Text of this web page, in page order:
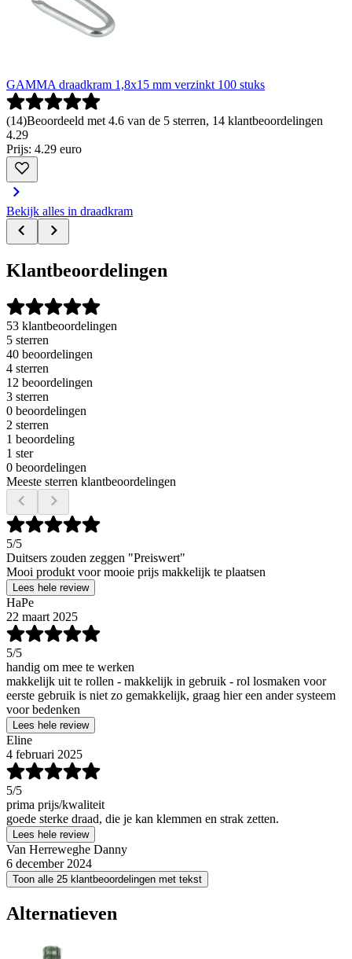
GAMMA draadkram 1,8x15 mm verzinkt 100 stuks
(14)Beoordeeld met 4.6 van de 5 sterren, 14 klantbeoordelingen
4.29
Prijs: 4.29 euro
Bekijk alles in draadkram
Klantbeoordelingen
53 klantbeoordelingen
5 sterren
40 beoordelingen
4 sterren
12 beoordelingen
3 sterren
0 beoordelingen
2 sterren
1 beoordeling
1 ster
0 beoordelingen
Meeste sterren klantbeoordelingen
5/5
Duitsers zouden zeggen "Preiswert"
Mooi produkt voor mooie prijs makkelijk te plaatsen
Lees hele review
HaPe
22 maart 2025
5/5
handig om mee te werken
makkelijk uit te rollen - makkelijk in gebruik - rol losmaken voor
eerste gebruik is niet zo gemakkelijk, graag hier een ander systeem
voor bedenken
Lees hele review
Eline
4 februari 2025
5/5
prima prijs/kwaliteit
goede sterke draad, die je kan klemmen en strak zetten.
Lees hele review
Van Herreweghe Danny
6 december 2024
Toon alle 25 klantbeoordelingen met tekst
Alternatieven